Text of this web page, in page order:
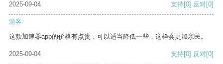
2025-09-04
支持[0] 反对[0]
游客
这款加速器app的价格有点贵，可以适当降低一些，这样会更加亲民。
2025-09-04 支持[0] 反对[0]